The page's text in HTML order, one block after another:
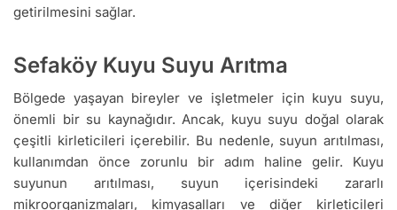
getirilmesini sağlar.
Sefaköy Kuyu Suyu Arıtma
Bölgede yaşayan bireyler ve işletmeler için kuyu suyu,
önemli bir su kaynağıdır. Ancak, kuyu suyu doğal olarak
çeşitli kirleticileri içerebilir. Bu nedenle, suyun arıtılması,
kullanımdan önce zorunlu bir adım haline gelir. Kuyu
suyunun arıtılması, suyun içerisindeki zararlı
mikroorganizmaları, kimyasalları ve diğer kirleticileri